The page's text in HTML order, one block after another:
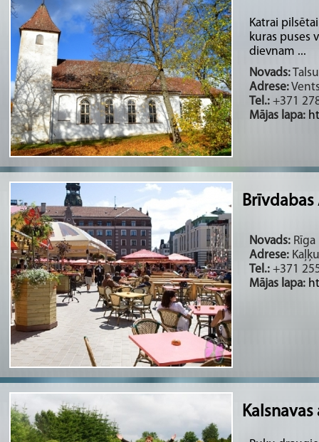
Katrai
kuras puses
dievnam ...
Novads:
Adrese:
Tel.: +371
Mājas lapa:
Brīvdabas
Novads:
Adrese:
Tel.: +371
Mājas lapa: